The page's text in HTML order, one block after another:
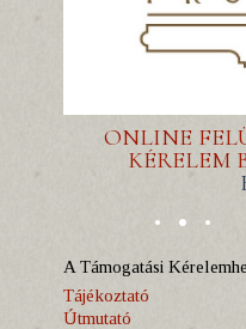
ONLINE
KÉRELEM
A Támogatási
Tájékoztató
Útmutató